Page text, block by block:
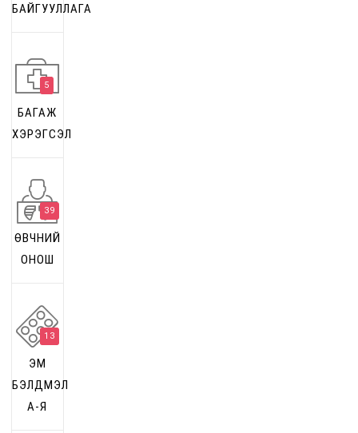
БАЙГУУЛЛАГА
5
БАГАЖ
ХЭРЭГСЭЛ
39
ӨВЧНИЙ
ОНОШ
13
ЭМ
БЭЛДМЭЛ
А-Я